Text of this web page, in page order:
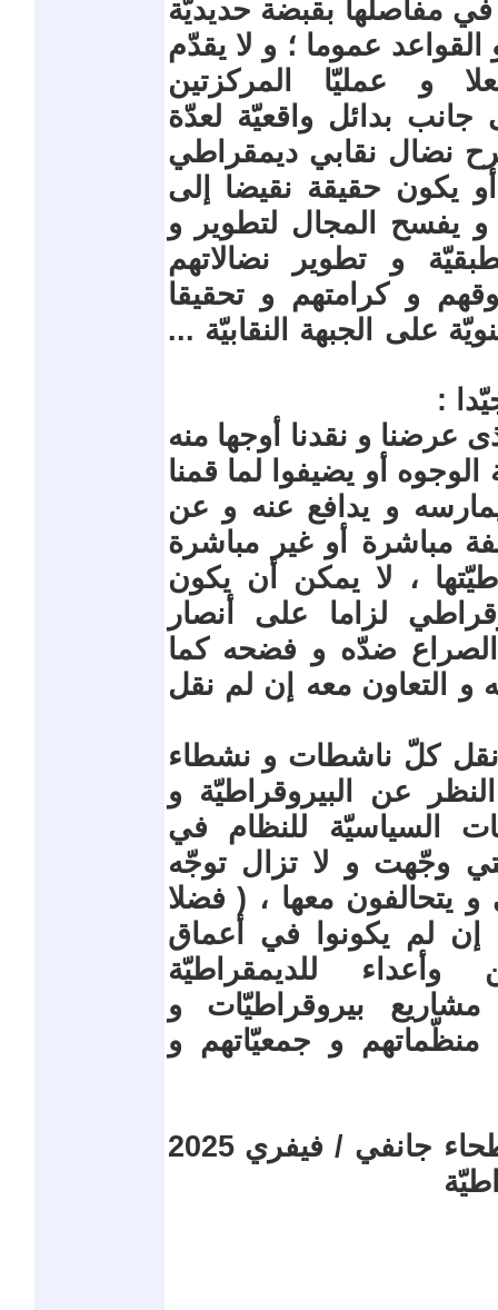
مفاصلها بقبضة حديديّة
عموما ؛ و لا يقدّم
و عمليّا المركزتين
جانب بدائل واقعيّة لعدّة
نضال نقابي ديمقراطي
يكون حقيقة نقيضا إلى
و يفسح المجال لتطوير و
و تطوير نضالاتهم
و كرامتهم و تحقيقا
على الجبهة النقابيّة ...
:
عرضنا و نقدنا أوجها منه
أو يضيفوا لما قمنا
و يدافع عنه و عن
مباشرة أو غير مباشرة
، لا يمكن أن يكون
لزاما على أنصار
الصراع ضدّه و فضحه كما
التعاون معه إن لم نقل
نقل كلّ ناشطات و نشطاء
عن البيروقراطيّة و
السياسيّة للنظام في
وجّهت و لا تزال توجّه
و يتحالفون معها ، ( فضلا
إن لم يكونوا في أعماق
وأعداء للديمقراطيّة
مشاريع بيروقراطيّات و
و جمعيّاتهم و
حمده درويش عضو هيئة إعتصام البطحاء جانفي / فيفري 2025